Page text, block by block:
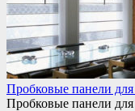
Пробковые панели для
Пробковые панели